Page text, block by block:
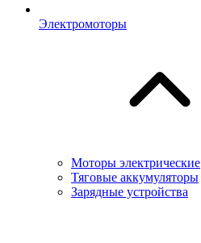
Электромоторы
Моторы электрические
Тяговые аккумуляторы
Зарядные устройства